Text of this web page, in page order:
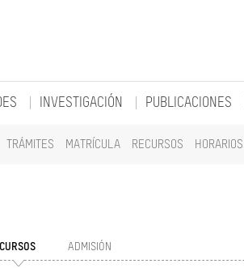
TRÁMITES MATRÍCULA RECURSOS HORARIOS
INVESTIGACIÓN PUBLICACIONES
CURSOS ADMISIÓN